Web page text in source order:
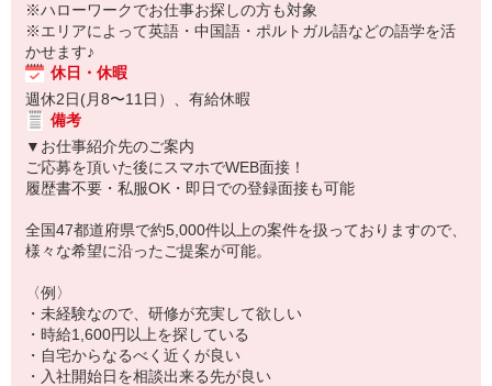
※ハローワークでお仕事お探しの方も対象
※エリアによって英語・中国語・ポルトガル語などの語学を活
かせます♪
休日・休暇
週休2日(月8〜11日）、有給休暇
備考
▼お仕事紹介先のご案内
ご応募を頂いた後にスマホでWEB面接！
履歴書不要・私服OK・即日での登録面接も可能
全国47都道府県で約5,000件以上の案件を扱っておりますので、
様々な希望に沿ったご提案が可能。
〈例〉
・未経験なので、研修が充実して欲しい
・時給1,600円以上を探している
・自宅からなるべく近くが良い
・入社開始日を相談出来る先が良い